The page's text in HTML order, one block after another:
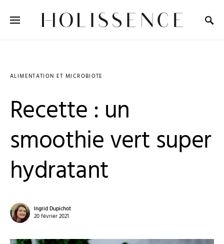
ALIMENTATION ET MICROBIOTE
Recette : un
smoothie vert super
hydratant
Ingrid Dupichot
20 février 2021